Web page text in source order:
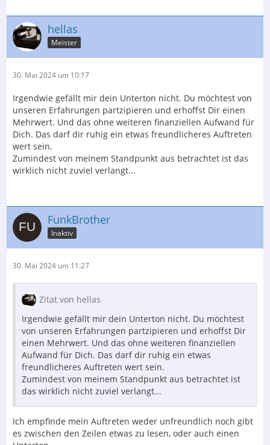
hellas
Meister
30. Mai 2024 um 10:17
Irgendwie gefällt mir dein Unterton nicht. Du möchtest von
unseren Erfahrungen partzipieren und erhoffst Dir einen
Mehrwert. Und das ohne weiteren finanziellen Aufwand für
Dich. Das darf dir ruhig ein etwas freundlicheres Auftreten
wert sein.
Zumindest von meinem Standpunkt aus betrachtet ist das
wirklich nicht zuviel verlangt...
FunkBrother
Inaktiv
30. Mai 2024 um 11:27
Zitat von hellas
Irgendwie gefällt mir dein Unterton nicht. Du möchtest
von unseren Erfahrungen partzipieren und erhoffst Dir
einen Mehrwert. Und das ohne weiteren finanziellen
Aufwand für Dich. Das darf dir ruhig ein etwas
freundlicheres Auftreten wert sein.
Zumindest von meinem Standpunkt aus betrachtet ist
das wirklich nicht zuviel verlangt...
Ich empfinde mein Auftreten weder unfreundlich noch gibt
es zwischen den Zeilen etwas zu lesen, oder auch einen